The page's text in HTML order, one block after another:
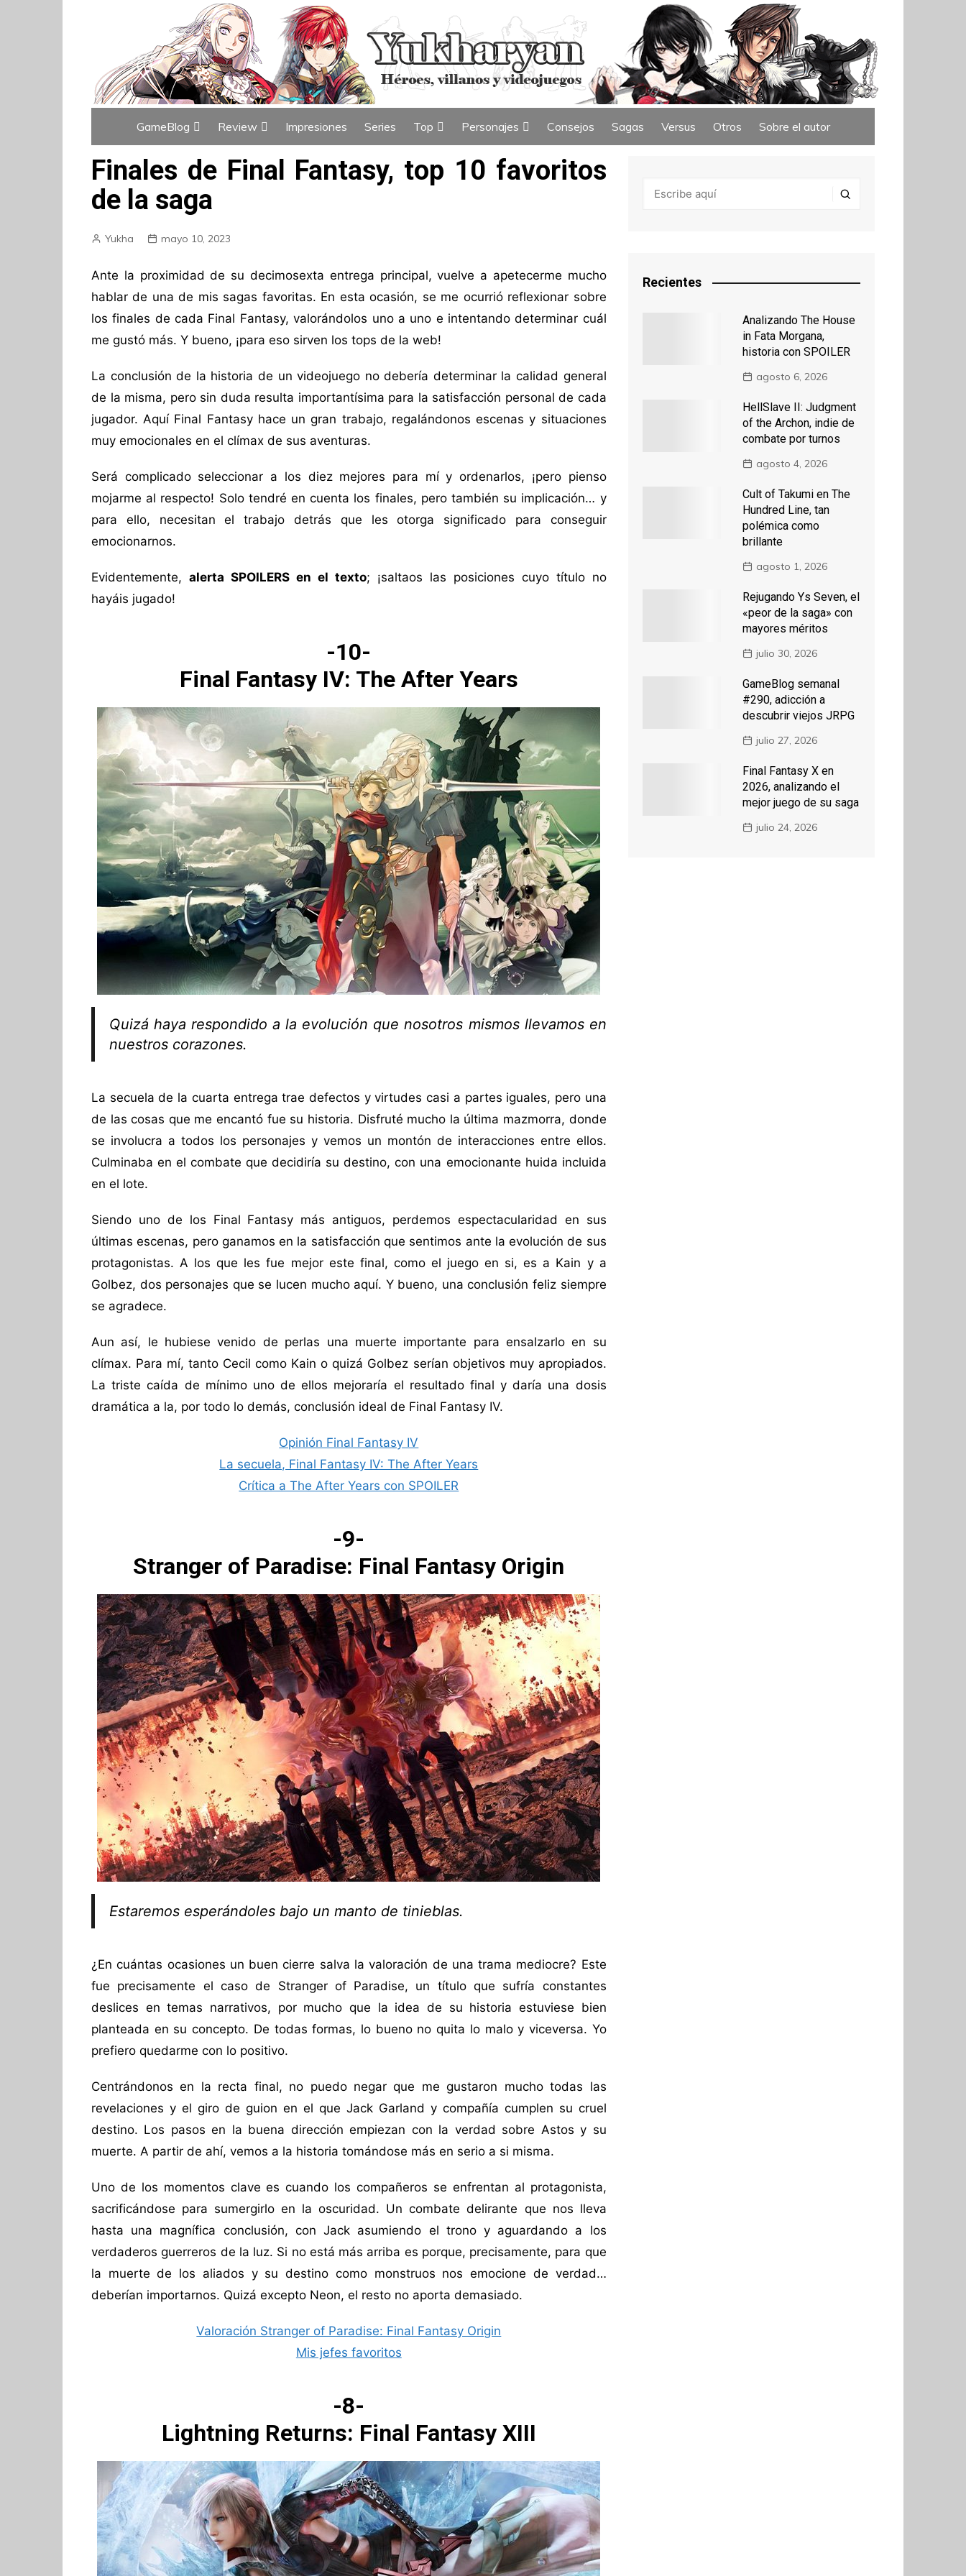
GameBlog
Índice de GameBlog
Review
Índice de Review
Impresiones Series Top
Índice de Top
Personajes
Índice de Personajes
Consejos Sagas Versus Otros Sobre el autor
Finales de Final Fantasy, top 10 favoritos
de la saga
Yukha mayo 10, 2023
Ante la proximidad de su decimosexta entrega principal, vuelve a apetecerme mucho
hablar de una de mis sagas favoritas. En esta ocasión, se me ocurrió reflexionar sobre
los finales de cada Final Fantasy, valorándolos uno a uno e intentando determinar cuál
me gustó más. Y bueno, ¡para eso sirven los tops de la web!
La conclusión de la historia de un videojuego no debería determinar la calidad general
de la misma, pero sin duda resulta importantísima para la satisfacción personal de cada
jugador. Aquí Final Fantasy hace un gran trabajo, regalándonos escenas y situaciones
muy emocionales en el clímax de sus aventuras.
Será complicado seleccionar a los diez mejores para mí y ordenarlos, ¡pero pienso
mojarme al respecto! Solo tendré en cuenta los finales, pero también su implicación… y
para ello, necesitan el trabajo detrás que les otorga significado para conseguir
emocionarnos.
Evidentemente, alerta SPOILERS en el texto; ¡saltaos las posiciones cuyo título no
hayáis jugado!
-10-
Final Fantasy IV: The After Years
Quizá haya respondido a la evolución que nosotros mismos llevamos en
nuestros corazones.
La secuela de la cuarta entrega trae defectos y virtudes casi a partes iguales, pero una
de las cosas que me encantó fue su historia. Disfruté mucho la última mazmorra, donde
se involucra a todos los personajes y vemos un montón de interacciones entre ellos.
Culminaba en el combate que decidiría su destino, con una emocionante huida incluida
en el lote.
Siendo uno de los Final Fantasy más antiguos, perdemos espectacularidad en sus
últimas escenas, pero ganamos en la satisfacción que sentimos ante la evolución de sus
protagonistas. A los que les fue mejor este final, como el juego en si, es a Kain y a
Golbez, dos personajes que se lucen mucho aquí. Y bueno, una conclusión feliz siempre
se agradece.
Aun así, le hubiese venido de perlas una muerte importante para ensalzarlo en su
clímax. Para mí, tanto Cecil como Kain o quizá Golbez serían objetivos muy apropiados.
La triste caída de mínimo uno de ellos mejoraría el resultado final y daría una dosis
dramática a la, por todo lo demás, conclusión ideal de Final Fantasy IV.
Opinión Final Fantasy IV
La secuela, Final Fantasy IV: The After Years
Crítica a The After Years con SPOILER
-9-
Stranger of Paradise: Final Fantasy Origin
Estaremos esperándoles bajo un manto de tinieblas.
¿En cuántas ocasiones un buen cierre salva la valoración de una trama mediocre? Este
fue precisamente el caso de Stranger of Paradise, un título que sufría constantes
deslices en temas narrativos, por mucho que la idea de su historia estuviese bien
planteada en su concepto. De todas formas, lo bueno no quita lo malo y viceversa. Yo
prefiero quedarme con lo positivo.
Centrándonos en la recta final, no puedo negar que me gustaron mucho todas las
revelaciones y el giro de guion en el que Jack Garland y compañía cumplen su cruel
destino. Los pasos en la buena dirección empiezan con la verdad sobre Astos y su
muerte. A partir de ahí, vemos a la historia tomándose más en serio a si misma.
Uno de los momentos clave es cuando los compañeros se enfrentan al protagonista,
sacrificándose para sumergirlo en la oscuridad. Un combate delirante que nos lleva
hasta una magnífica conclusión, con Jack asumiendo el trono y aguardando a los
verdaderos guerreros de la luz. Si no está más arriba es porque, precisamente, para que
la muerte de los aliados y su destino como monstruos nos emocione de verdad…
deberían importarnos. Quizá excepto Neon, el resto no aporta demasiado.
Valoración Stranger of Paradise: Final Fantasy Origin
Mis jefes favoritos
-8-
Lightning Returns: Final Fantasy XIII
Recientes
Analizando The House
in Fata Morgana,
historia con SPOILER
agosto 6, 2026
HellSlave II: Judgment
of the Archon, indie de
combate por turnos
agosto 4, 2026
Cult of Takumi en The
Hundred Line, tan
polémica como
brillante
agosto 1, 2026
Rejugando Ys Seven, el
«peor de la saga» con
mayores méritos
julio 30, 2026
GameBlog semanal
#290, adicción a
descubrir viejos JRPG
julio 27, 2026
Final Fantasy X en
2026, analizando el
mejor juego de su saga
julio 24, 2026